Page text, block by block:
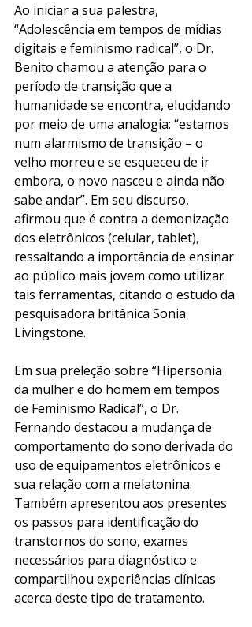
Ao iniciar a sua palestra,
“Adolescência em tempos de mídias
digitais e feminismo radical”, o Dr.
Benito chamou a atenção para o
período de transição que a
humanidade se encontra, elucidando
por meio de uma analogia: “estamos
num alarmismo de transição – o
velho morreu e se esqueceu de ir
embora, o novo nasceu e ainda não
sabe andar”. Em seu discurso,
afirmou que é contra a demonização
dos eletrônicos (celular, tablet),
ressaltando a importância de ensinar
ao público mais jovem como utilizar
tais ferramentas, citando o estudo da
pesquisadora britânica Sonia
Livingstone.
Em sua preleção sobre “Hipersonia
da mulher e do homem em tempos
de Feminismo Radical”, o Dr.
Fernando destacou a mudança de
comportamento do sono derivada do
uso de equipamentos eletrônicos e
sua relação com a melatonina.
Também apresentou aos presentes
os passos para identificação do
transtornos do sono, exames
necessários para diagnóstico e
compartilhou experiências clínicas
acerca deste tipo de tratamento.